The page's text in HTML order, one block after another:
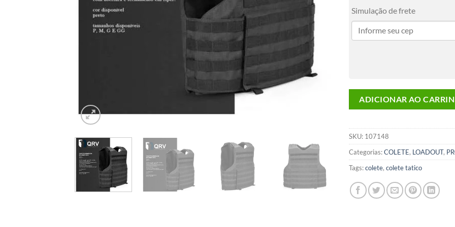
Simulação de frete
ADICIONAR AO
SKU: 107148
Categorias:COLETE, LOADOUT,
Tags:colete, colete tatico